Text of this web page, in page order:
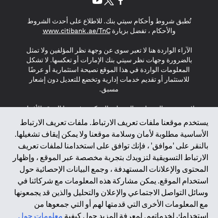
يستخدم موقعنا ملفات تعريف الارتباط. ملفات تعريف الارتباط
الأساسية مطلوبة لأمان وسلامة موقعنا ولا يمكن إيقاف تشغيلها.
بالنقر على 'موافق' ، فإنك توافق على استخدامنا لملفات تعريف
الارتباط التسويقية لتزويدك بتجربة مخصصة عبر الموقع ، وإظهار
المحتوى والإعلانات المستهدفة ، وجمع البيانات الإحصائية حول
استخدام الموقع. يمكن مشاركة هذه المعلومات مع شركائنا في
وسائل التواصل الاجتماعي والإعلان والتحليل والذين قد يجمعونها
مع المعلومات الأخرى التي قدمتها لهم أو التي جمعوها من
استخدامك لخدماتهم. لمعرفة المزيد حول كيفية معلومات حول
تُطبق شروط وأحكام سيتي بنك. للاطلاع على أحدث الشروط
والأحكام ، تفضل بزيارةwww.citibank.ae/TnC
(opens in a new tab)
الآراء الواردة هنا لا تعبر سوى عن وجهة نظر المؤلفين ولا تمثل
بالضرورة وجهات نظر سيتي بنك الإمارات أو تعكسها. لا تشكل
المعلومات الواردة في هذا الموقع نصيحة استثمارية أو عرضًا
للاستثمار أو تقديم خدمات إدارية وتخضع للتعديل دون إشعار
مسبق.
لا يتم تقديم المنتجات والخدمات المذكورة في هذا الموقع للأفراد
المقيمين في الاتحاد الأوروبي أو المنطقة الاقتصادية الأوروبية أو
سويسرا أو غيرنسي أو جيرسي أو موناكو أو سان مارينو أو
الفاتيكان أو جزيرة مان أو المملكة المتحدة أو خصوصية البيانات
(لائحة حماية البيانات العامة \ قانون حماية البيانات الشخصية
العامة \ قانون خصوصية نيوزيلندا). المحتوى الموجود في هذه
الصفحة ليس ولا ينبغي تفسيره على أنه عرض أو دعوة أو دعوة
لشراء أو بيع أي من المنتجات والخدمات المذكورة هنا لمثل هؤلاء
الأفراد.
*GDPR – اللائحة العامة لحماية البيانات؛ * LGPD – Lei Geral de
Proteção de Dados Pessoais ; *NZPA – قانون الخصوصية